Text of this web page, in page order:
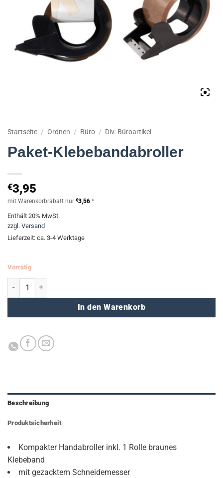
Startseite / Ordnen / Büro / Div. Büroartikel
Paket-Klebebandabroller
€3,95
mit Warenkorbrabatt nur €3,56 *
Enthält 20% MwSt.
zzgl. Versand
Lieferzeit: ca. 3-4 Werktage
Vorrätig
Paket-Klebebandabroller Menge
In den Warenkorb
Beschreibung
Produktsicherheit
Kompakter Handabroller inkl. 1 Rolle braunes
Klebeband
mit gezacktem Schneidemesser